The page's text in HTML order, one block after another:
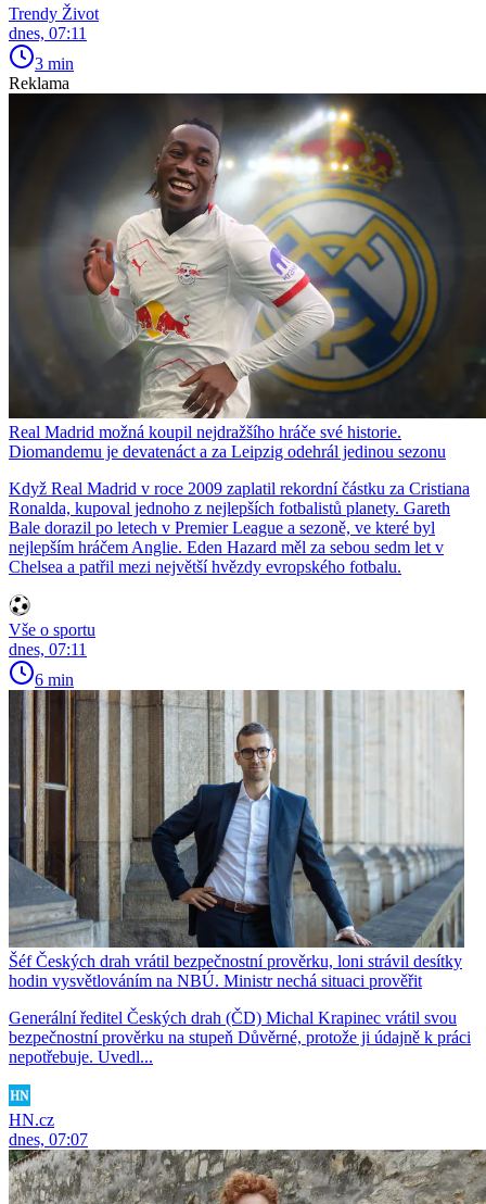
Trendy Život
dnes, 07:11
3 min
Reklama
Real Madrid možná koupil nejdražšího hráče své historie.
Diomandemu je devatenáct a za Leipzig odehrál jedinou sezonu
Když Real Madrid v roce 2009 zaplatil rekordní částku za Cristiana
Ronalda, kupoval jednoho z nejlepších fotbalistů planety. Gareth
Bale dorazil po letech v Premier League a sezoně, ve které byl
nejlepším hráčem Anglie. Eden Hazard měl za sebou sedm let v
Chelsea a patřil mezi největší hvězdy evropského fotbalu.
Vše o sportu
dnes, 07:11
6 min
Šéf Českých drah vrátil bezpečnostní prověrku, loni strávil desítky
hodin vysvětlováním na NBÚ. Ministr nechá situaci prověřit
Generální ředitel Českých drah (ČD) Michal Krapinec vrátil svou
bezpečnostní prověrku na stupeň Důvěrné, protože ji údajně k práci
nepotřebuje. Uvedl...
HN.cz
dnes, 07:07